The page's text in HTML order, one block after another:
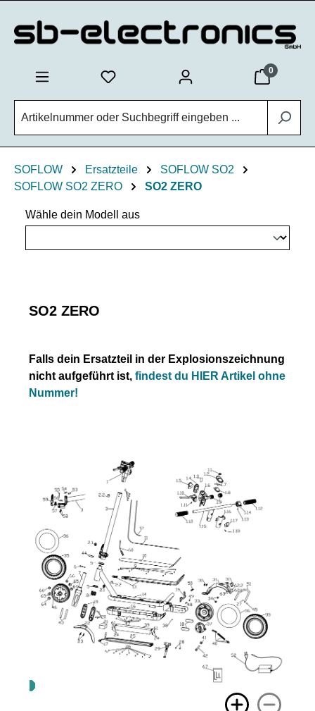
0
SOFLOW Ersatzteile
SOFLOW SO2
SOFLOW SO2 ZERO
SO2 ZERO
Wähle dein Modell aus
SO2 ZERO
Falls dein Ersatzteil in der Explosionszeichnung
nicht aufgeführt ist, findest du HIER Artikel ohne
Nummer!